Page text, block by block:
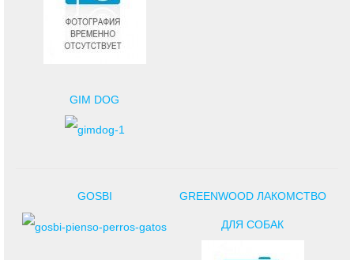
GIM DOG
GOSBI GREENWOOD ЛАКОМСТВО
ДЛЯ СОБАК